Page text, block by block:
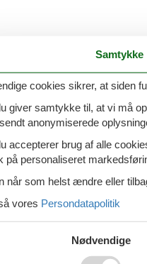
Samtykke
cookies sikrer, at siden
giver samtykke til, at vi må
anonymiserede
accepterer brug af alle
på personaliseret
når som helst ændre eller
vores Persondatapolitik
Nødvendige